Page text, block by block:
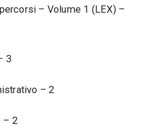
– Volume 1 (LEX) –
3
– 2
– 2